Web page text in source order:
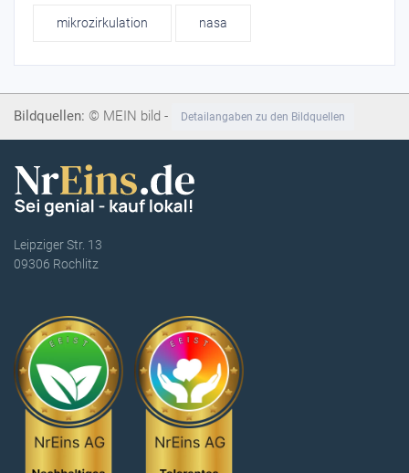
mikrozirkulation nasa
Bildquellen: © MEIN bild - Detailangaben zu den Bildquellen
Leipziger Str. 13
09306 Rochlitz